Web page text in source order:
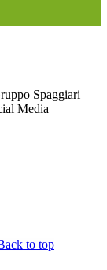
Spaggiari
Media
to top